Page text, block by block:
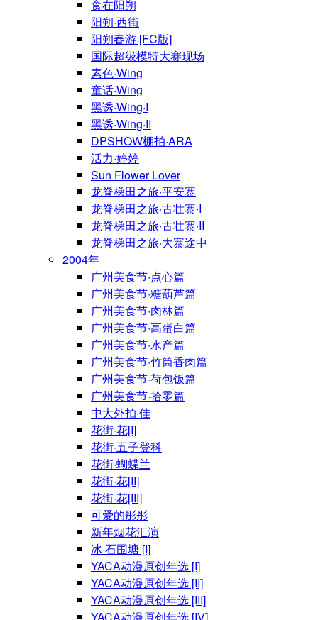
食在阳朔
阳朔·西街
阳朔春游 [FC版]
国际超级模特大赛现场
素色·Wing
童话·Wing
黑诱·Wing·I
黑诱·Wing·II
DPSHOW棚拍·ARA
活力·婷婷
Sun Flower Lover
龙脊梯田之旅·平安寨
龙脊梯田之旅·古壮寨·I
龙脊梯田之旅·古壮寨·II
龙脊梯田之旅·大寨途中
2004年
广州美食节·点心篇
广州美食节·糖葫芦篇
广州美食节·肉林篇
广州美食节·高蛋白篇
广州美食节·水产篇
广州美食节·竹筒香肉篇
广州美食节·荷包饭篇
广州美食节·拾零篇
中大外拍·佳
花街·花[I]
花街·五子登科
花街·蝴蝶兰
花街·花[II]
花街·花[III]
可爱的彤彤
新年烟花汇演
冰·石围塘 [I]
YACA动漫原创年选 [I]
YACA动漫原创年选 [II]
YACA动漫原创年选 [III]